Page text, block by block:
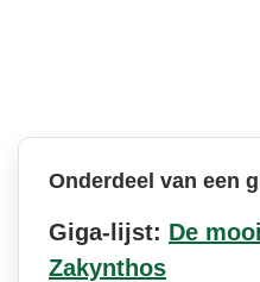
Onderdeel van een
Giga-lijst: De
Zakynthos